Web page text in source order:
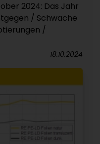
2024: Das Jahr
/ Schwache
/
18.10.2024